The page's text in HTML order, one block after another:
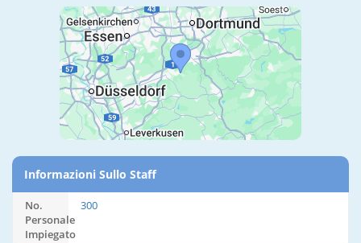
Informazioni Sullo Staff
No.
Personale
Impiegato
300